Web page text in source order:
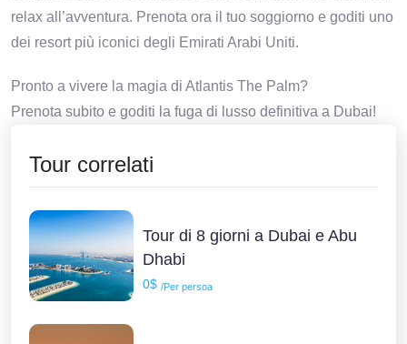
relax all’avventura. Prenota ora il tuo soggiorno e goditi uno
dei resort più iconici degli Emirati Arabi Uniti.
Pronto a vivere la magia di Atlantis The Palm?
Prenota subito e goditi la fuga di lusso definitiva a Dubai!
Tour correlati
Tour di 8 giorni a Dubai e Abu
Dhabi
0$ /Per persoa